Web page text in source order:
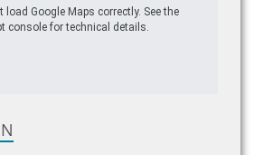
load Google Maps correctly. See the
console for technical details.